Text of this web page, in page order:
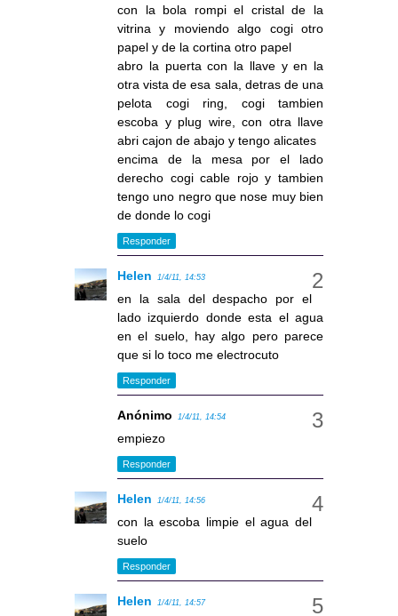
con la bola rompi el cristal de la
vitrina y moviendo algo cogi otro
papel y de la cortina otro papel
abro la puerta con la llave y en la
otra vista de esa sala, detras de una
pelota cogi ring, cogi tambien
escoba y plug wire, con otra llave
abri cajon de abajo y tengo alicates
encima de la mesa por el lado
derecho cogi cable rojo y tambien
tengo uno negro que nose muy bien
de donde lo cogi
Responder
Helen 1/4/11, 14:53
en la sala del despacho por el
lado izquierdo donde esta el agua
en el suelo, hay algo pero parece
que si lo toco me electrocuto
Responder
Anónimo 1/4/11, 14:54
empiezo
Responder
Helen 1/4/11, 14:56
con la escoba limpie el agua del
suelo
Responder
Helen 1/4/11, 14:57